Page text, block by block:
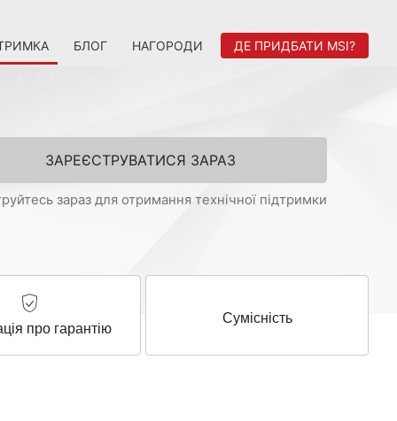
БЛОГ НАГОРОДИ ДЕ ПРИДБАТИ MSI?
ЗАРЕЄСТРУВАТИСЯ ЗАРАЗ
зараз для отримання технічної підтримки
про гарантію
Cумісність